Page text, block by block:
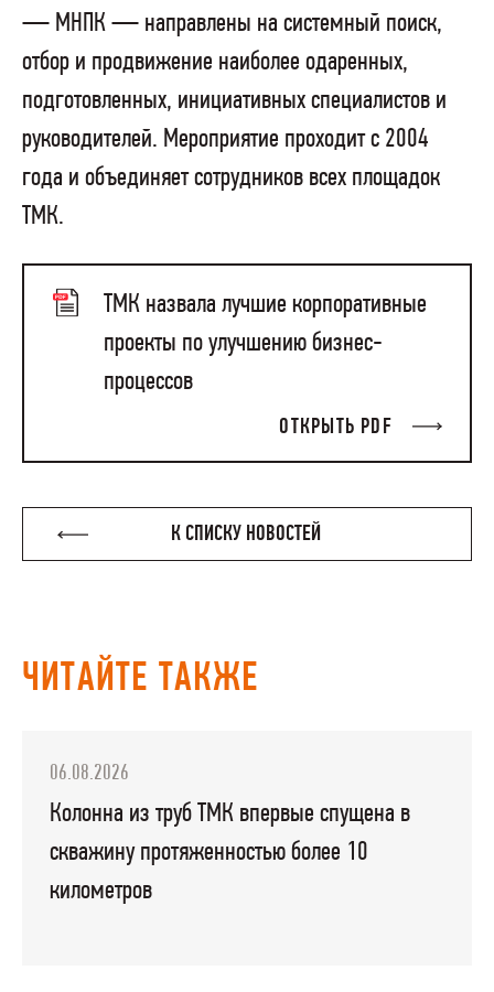
— МНПК — направлены на системный поиск,
отбор и продвижение наиболее одаренных,
подготовленных, инициативных специалистов и
руководителей. Мероприятие проходит с 2004
года и объединяет сотрудников всех площадок
ТМК.
ТМК назвала лучшие корпоративные
проекты по улучшению бизнес-
процессов
ОТКРЫТЬ PDF
К СПИСКУ НОВОСТЕЙ
ЧИТАЙТЕ ТАКЖЕ
06.08.2026
Колонна из труб ТМК впервые спущена в
скважину протяженностью более 10
километров